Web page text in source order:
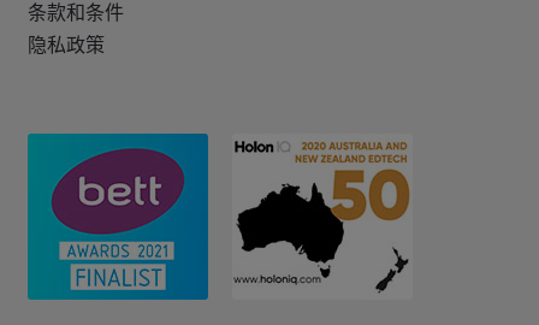
条款和条件
隐私政策